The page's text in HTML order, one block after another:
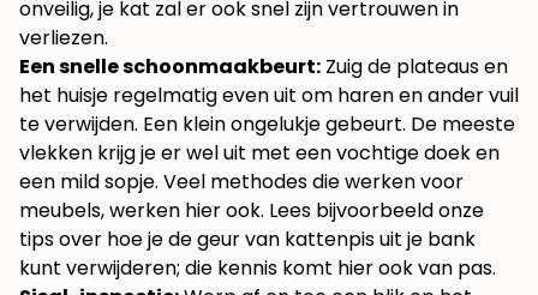
onveilig, je kat zal er ook snel zijn vertrouwen in
verliezen.
Een snelle schoonmaakbeurt: Zuig de plateaus en
het huisje regelmatig even uit om haren en ander vuil
te verwijden. Een klein ongelukje gebeurt. De meeste
vlekken krijg je er wel uit met een vochtige doek en
een mild sopje. Veel methodes die werken voor
meubels, werken hier ook. Lees bijvoorbeeld onze
tips over hoe je degeur van kattenpis uit je bank
kunt verwijderen; die kennis komt hier ook van pas.